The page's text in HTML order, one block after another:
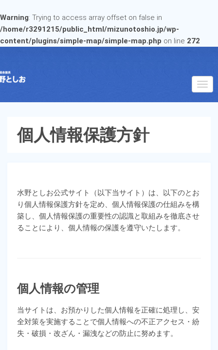
Warning: Trying to access array offset on false in
/home/r3291215/public_html/mizunotoshio.jp/wp-
content/plugins/simple-map/simple-map.php on line 272
個人情報保護方針
水野としお公式サイト（以下当サイト）は、以下のとお
り個人情報保護方針を定め、個人情報保護の仕組みを構
築し、個人情報保護の重要性の認識と取組みを徹底させ
ることにより、個人情報の保護を遵守いたします。
個人情報の管理
当サイトは、お預かりした個人情報を正確に処理し、安
全対策を実施することで個人情報への不正アクセス・紛
失・破損・改ざん・漏洩などの防止に努めます。